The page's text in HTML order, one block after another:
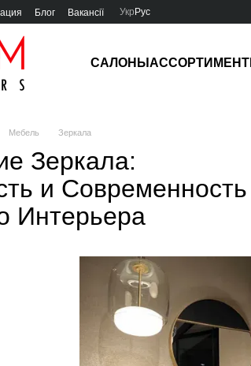
Блог Вакансії Укр Рус
САЛОНЫ АССОРТИМЕНТ
Мебель Зеркала
Зеркала:
и Современность
Интерьера